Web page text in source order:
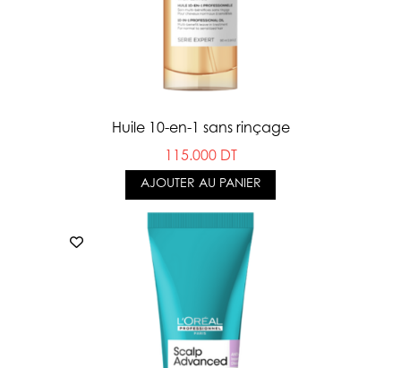
Huile 10-en-1 sans rinçage
115.000 DT
AJOUTER AU PANIER